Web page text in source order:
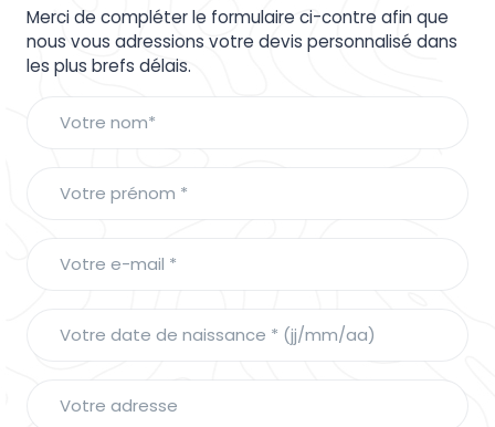
Merci de compléter le formulaire ci-contre afin que
nous vous adressions votre devis personnalisé dans
les plus brefs délais.